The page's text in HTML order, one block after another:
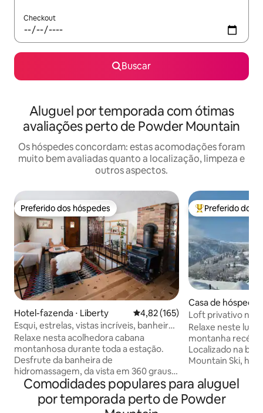
Checkout
Buscar
Aluguel por temporada com ótimas
avaliações perto de Powder Mountain
Os hóspedes concordam: estas acomodações foram
muito bem avaliadas quanto a localização, limpeza e
outros aspectos.
Preferido dos hóspedes
Preferido dos hóspedes
Hotel-fazenda ⋅ Liberty 4,82 de uma avaliação média de
4,82 (165)
Esqui, estrelas, vistas incríveis, banheira
de hidromassagem, fazenda antiga
Relaxe nesta acolhedora cabana
montanhosa durante toda a estação.
Desfrute da banheira de
hidromassagem, da vista em 360 graus e
observe as estrelas nesta Zona de Céu
Negro designada. O centro de Eden fica
a apenas 8 minutos de distância.
Entre os
Preferido dos
Casa de hóspedes
Loft privativo na
minutos do lago
Relaxe neste
montanha
Localizado na
Mountain Ski, há
esqui estão a
distância.
belo lago que fica
Comodidades populares para aluguel
por temporada perto de Powder